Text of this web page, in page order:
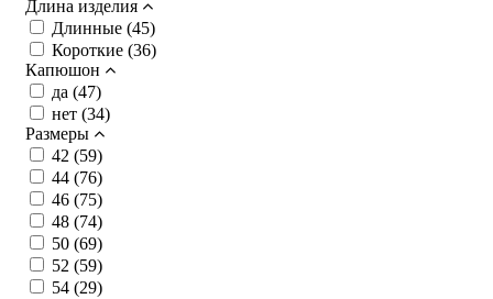
Длина изделия
Длинные (45)
Короткие (36)
Капюшон
да (47)
нет (34)
Размеры
42 (59)
44 (76)
46 (75)
48 (74)
50 (69)
52 (59)
54 (29)